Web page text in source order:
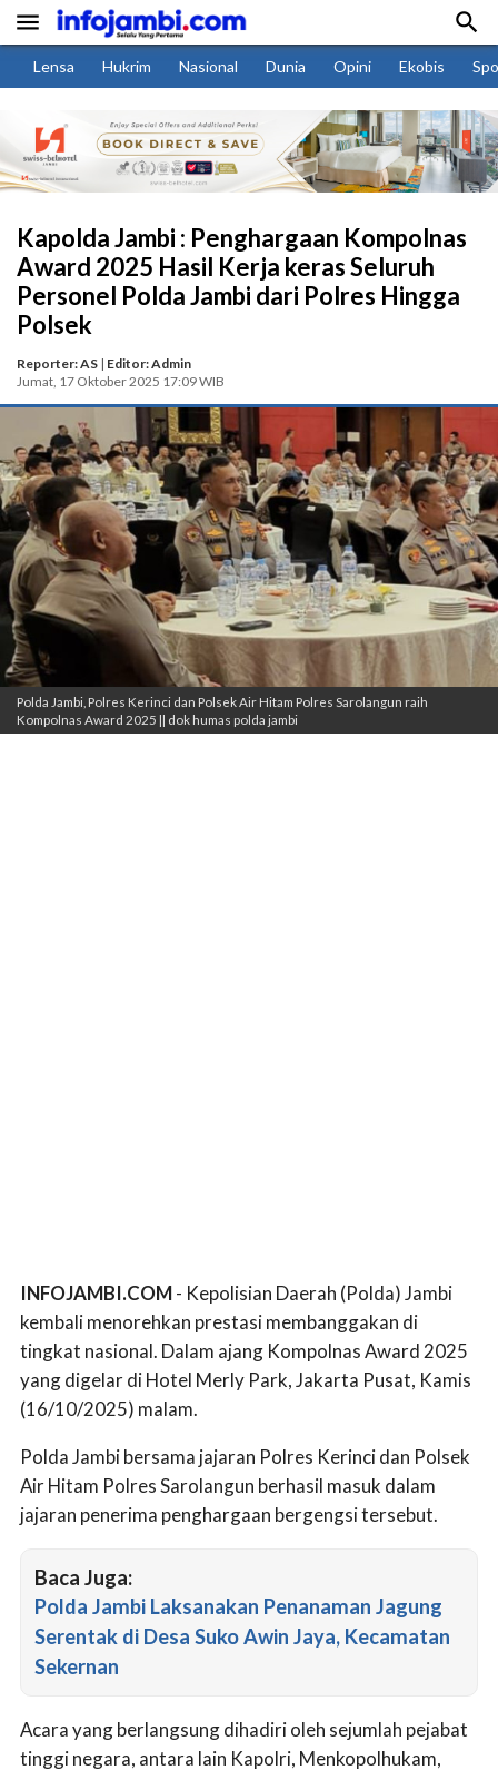
 
Lensa Hukrim Nasional Dunia Opini Ekobis
Kapolda Jambi : Penghargaan Kompolnas
Award 2025 Hasil Kerja keras Seluruh
Personel Polda Jambi dari Polres Hingga
Polsek
Reporter: AS | Editor: Admin
Jumat, 17 Oktober 2025 17:09 WIB
Polda Jambi, Polres Kerinci dan Polsek Air Hitam Polres Sarolangun raih
Kompolnas Award 2025 || dok humas polda jambi
INFOJAMBI.COM- Kepolisian Daerah (Polda) Jambi
kembali menorehkan prestasi membanggakan di
tingkat nasional. Dalam ajang Kompolnas Award 2025
yang digelar di Hotel Merly Park, Jakarta Pusat, Kamis
(16/10/2025) malam.
Polda Jambi bersama jajaran Polres Kerinci dan Polsek
Air Hitam Polres Sarolangun berhasil masuk dalam
jajaran penerima penghargaan bergengsi tersebut.
Baca Juga:
Polda Jambi Laksanakan Penanaman Jagung
Serentak di Desa Suko Awin Jaya, Kecamatan
Sekernan
Acara yang berlangsung dihadiri oleh sejumlah pejabat
tinggi negara, antara lain Kapolri, Menkopolhukam,